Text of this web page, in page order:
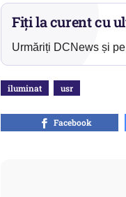
Fiți la curent cu
Urmăriți DCNews și pe
iluminat usr
Facebook